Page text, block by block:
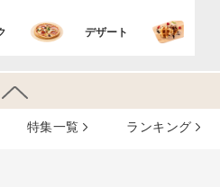
デザート
特集⼀覧 ランキング